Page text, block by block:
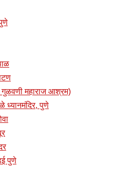
गुळवणी महाराज आश्रम)
ध्यानमंदिर, पुणे
पुणे